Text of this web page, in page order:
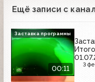
Ещё записи с
00:11
3
Заставка программы